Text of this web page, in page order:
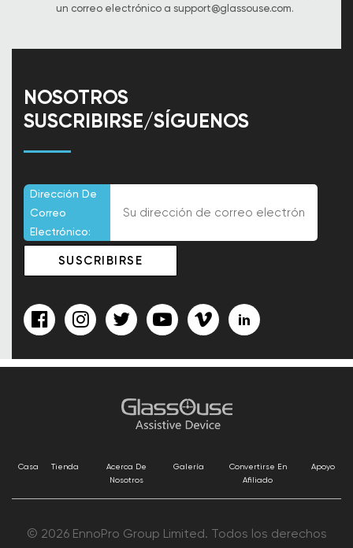
un correo electrónico a support@glassouse.com.
NOSOTROS
SUSCRIBIRSE/SÍGUENOS
Dirección De
Correo
Electrónico:
Casa Tienda
Acerca De
Nosotros
Galería
Convertirse En
Afiliado
Apoyo
© 2026 EnnoPro Group Limited. Todos los derechos